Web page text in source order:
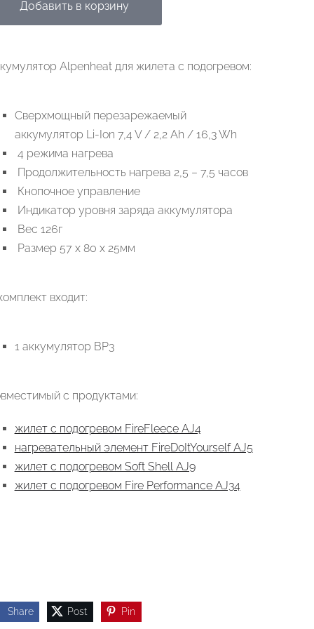
Добавить в корзину
Alpenheat для жилета с подогревом:
Сверхмощный перезарежаемый
аккумулятор Li-Ion 7,4 V / 2,2 Ah / 16,3 Wh
4 режима нагрева
Продолжительность нагрева 2,5 – 7,5 часов
Кнопочное управление
Индикатор уровня заряда аккумулятора
Вес 126г
Размер 57 x 80 x 25мм
входит:
1 аккумулятор BP3
с продуктами:
жилет с подогревом FireFleece AJ4
нагревательный элемент FireDoItYourself AJ5
жилет с подогревом Soft Shell AJ9
жилет с подогревом Fire Performance AJ34
Share Post Pin